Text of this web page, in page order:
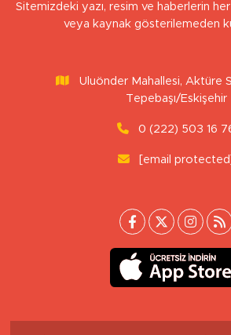
Sitemizdeki yazı, resim ve haberlerin her
veya kaynak gösterilemeden
Uluönder Mahallesi, Aktüre
Tepebaşı/Eskişehir
0 (222) 503 16
[email protected]